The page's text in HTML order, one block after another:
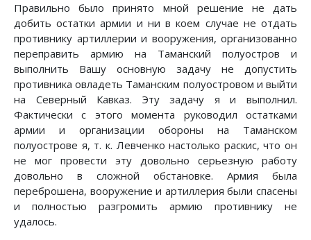
Правильно было принято мной решение не дать
добить остатки армии и ни в коем случае не отдать
противнику артиллерии и вооружения, организованно
переправить армию на Таманский полуостров и
выполнить Вашу основную задачу не допустить
противника овладеть Таманским полуостровом и выйти
на Северный Кавказ. Эту задачу я и выполнил.
Фактически с этого момента руководил остатками
армии и организации обороны на Таманском
полуострове я, т. к. Левченко настолько раскис, что он
не мог провести эту довольно серьезную работу
довольно в сложной обстановке. Армия была
переброшена, вооружение и артиллерия были спасены
и полностью разгромить армию противнику не
удалось.